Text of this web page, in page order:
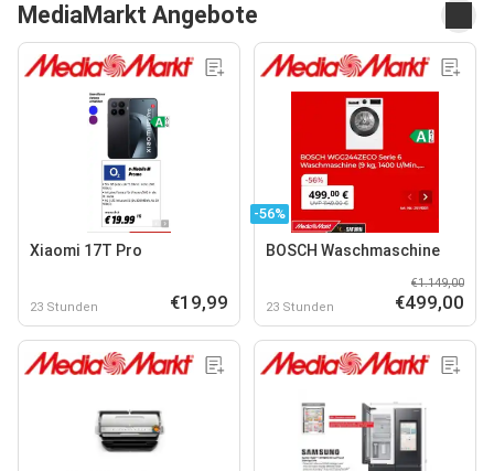
MediaMarkt Angebote
Xiaomi 17T Pro
23 Stunden €19,99
-56%
BOSCH Waschmaschine
23 Stunden
€1.149,00
€499,00